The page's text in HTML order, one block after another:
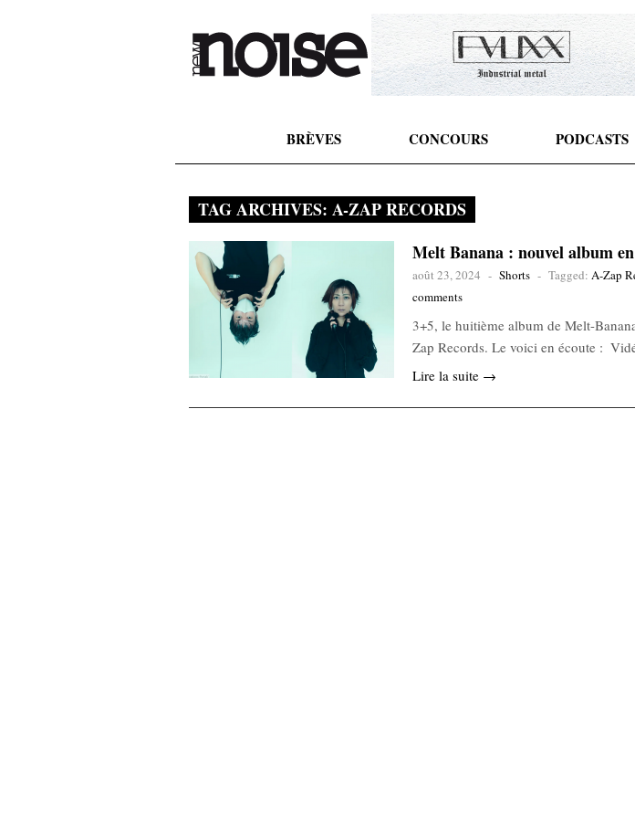
BRÈVES CONCOURS PODCASTS
TAG ARCHIVES: A-ZAP RECORDS
Melt Banana : nouvel album
août 23, 2024 - Shorts - Tagged: A-Zap
comments
3+5, le huitième album de Melt-
Zap Records. Le voici en écoute :
Lire la suite →